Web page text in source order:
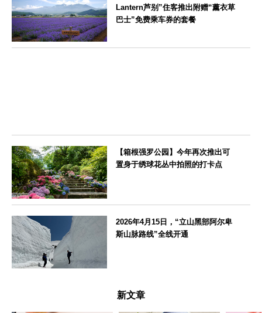
Lantern芦别”住客推出附赠“薰衣草
巴士”免费乘车券的套餐
【箱根强罗公园】今年再次推出可
置身于绣球花丛中拍照的打卡点
2026年4月15日，“立山黑部阿尔卑
斯山脉路线”全线开通
新文章